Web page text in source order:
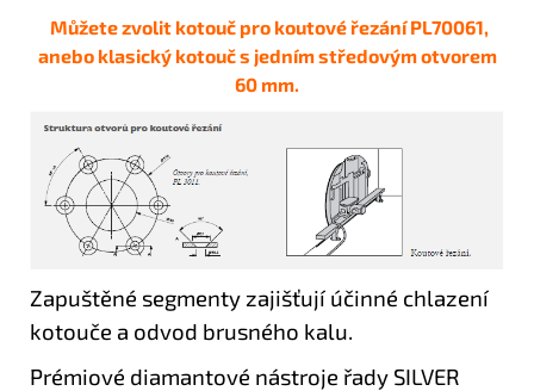
Můžete zvolit kotouč pro koutové řezání PL70061,
anebo klasický kotouč s jedním středovým otvorem
60 mm.
Zapuštěné segmenty zajišťují účinné chlazení
kotouče a odvod brusného kalu.
Prémiové diamantové nástroje řady SILVER